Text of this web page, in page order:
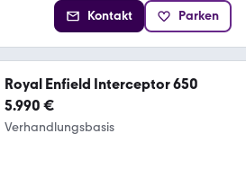
Kontakt Parken
Royal Enfield Interceptor 650
5.990 €
Verhandlungsbasis